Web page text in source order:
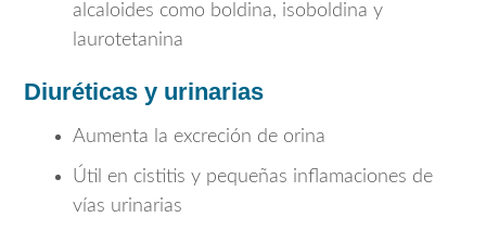
alcaloides como boldina, isoboldina y
laurotetanina
Diuréticas y urinarias
Aumenta la excreción de orina
Útil en cistitis y pequeñas inflamaciones de
vías urinarias